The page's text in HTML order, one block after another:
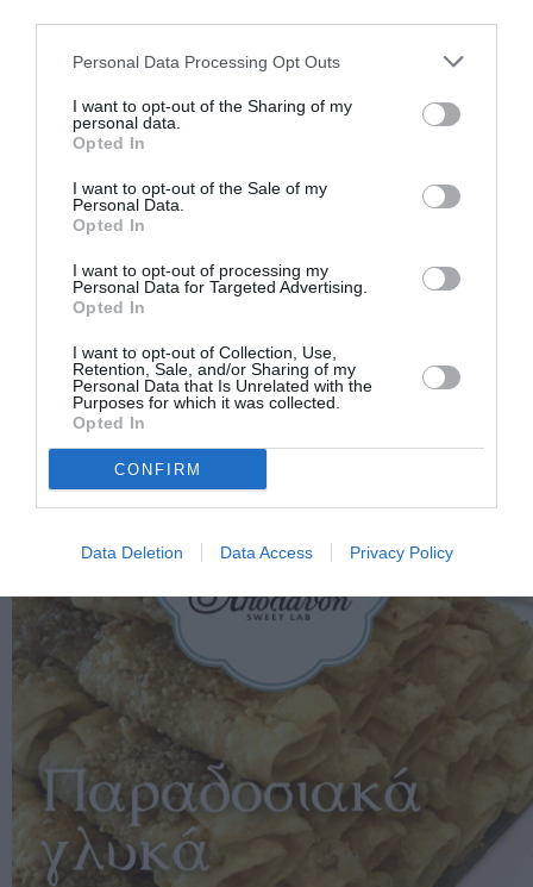
Personal Data Processing Opt Outs
I want to opt-out of the Sharing of my
personal data.
Opted In
I want to opt-out of the Sale of my
Personal Data.
Opted In
I want to opt-out of processing my
Personal Data for Targeted Advertising.
Opted In
I want to opt-out of Collection, Use,
Retention, Sale, and/or Sharing of my
Personal Data that Is Unrelated with the
Purposes for which it was collected.
Opted In
CONFIRM
Data Deletion Data Access Privacy Policy